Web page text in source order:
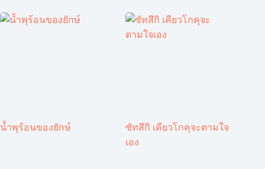
น้ำพุร้อนของยักษ์
ซัทสึกิ เคียวโกคุจะตามใจ
เอง